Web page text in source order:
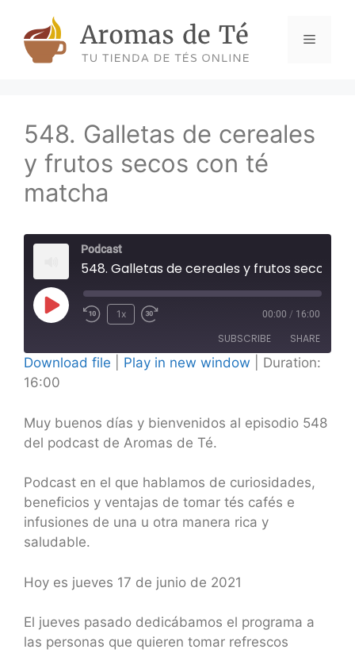
content
Menu
548. Galletas de cereales
y frutos secos con té
matcha
Podcast
Play
1x 00:00 / 16:00
SUBSCRIBE SHARE
SHARE
LINK
EMBED
Download file Play in new window
Duration:
16:00
Muy buenos días y bienvenidos al episodio 548
del podcast de Aromas de Té.
Podcast en el que hablamos de curiosidades,
beneficios y ventajas de tomar tés cafés e
infusiones de una u otra manera rica y
saludable.
Hoy es jueves 17 de junio de 2021
El jueves pasado dedicábamos el programa a
las personas que quieren tomar refrescos